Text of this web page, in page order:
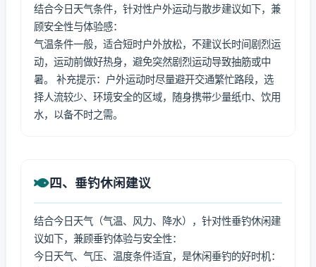
结合今日天气条件，针对性户外运动与散步建议如下，兼
顾安全性与体验感：
气温条件一般，适合短时户外放松，不建议长时间剧烈运
动，运动前做好热身，避免突然剧烈运动导致抽筋或中
暑。 补充提示：户外运动时尽量避开交通繁忙路段，选
择人流较少、环境安全的区域，随身携带少量纸巾、饮用
水，以备不时之需。
四、垂钓休闲建议
结合今日天气（气温、风力、降水），针对性垂钓休闲建
议如下，兼顾垂钓体验与安全性：
今日天气、气压、温度条件适宜，是休闲垂钓的好时机：